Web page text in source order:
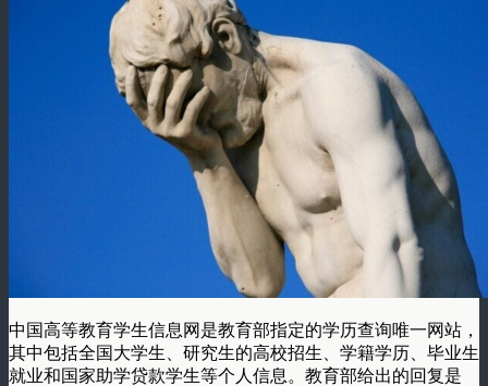
中国高等教育学生信息网是教育部指定的学历查询唯一网站，
其中包括全国大学生、研究生的高校招生、学籍学历、毕业生
就业和国家助学贷款学生等个人信息。教育部给出的回复是